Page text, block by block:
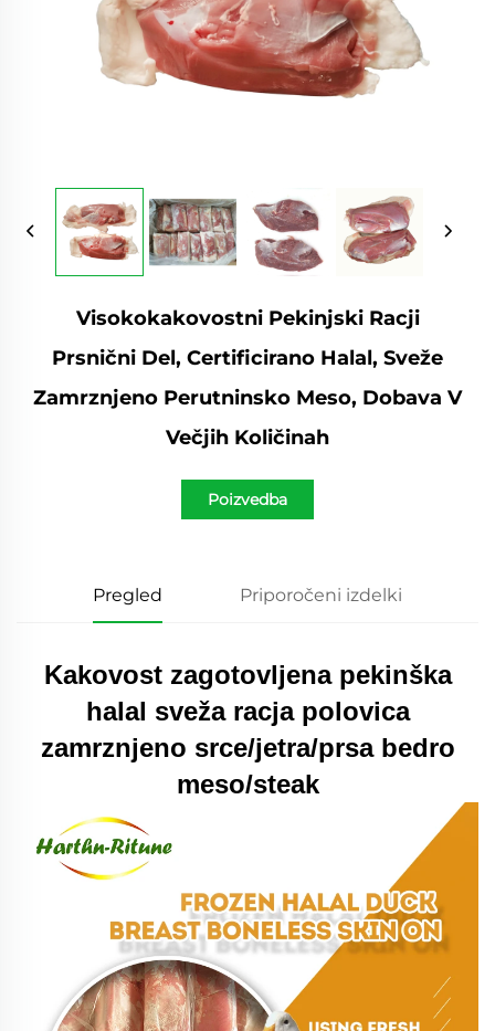
Visokokakovostni Pekinjski Racji
Prsnični Del, Certificirano Halal, Sveže
Zamrznjeno Perutninsko Meso, Dobava V
Večjih Količinah
Poizvedba
Pregled Priporočeni izdelki
Kakovost zagotovljena pekinška
halal sveža racja polovica
zamrznjeno srce/jetra/prsa bedro
meso/steak